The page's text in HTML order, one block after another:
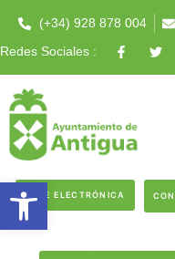
(+34) 928 878 004
Redes Sociales :
SEDE ELECTRÓNICA
Abrir barra de